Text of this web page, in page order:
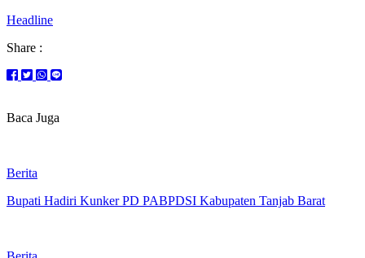
Headline
Share :
Baca Juga
Berita
Bupati Hadiri Kunker PD PABPDSI Kabupaten Tanjab Barat